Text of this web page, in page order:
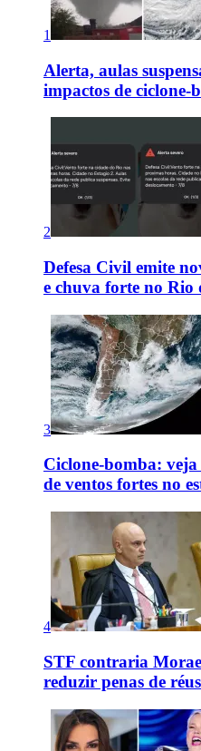
1
Alerta, aulas
impactos de ciclone-
2
Defesa Civil emite
e chuva forte no Rio
3
Ciclone-bomba: veja
de ventos fortes no
4
STF contraria
reduzir penas de